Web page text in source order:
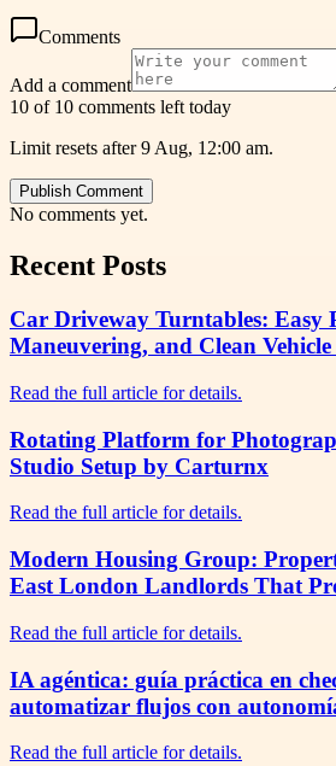
Comments
Add a comment
10 of 10 comments left today
Limit resets after 9 Aug, 12:00 am.
Publish Comment
No comments yet.
Recent Posts
Car Driveway Turntables: Easy
Maneuvering, and Clean
Read the full article for details.
Rotating Platform for
Studio Setup by Carturnx
Read the full article for details.
Modern Housing Group:
East London Landlords That
Read the full article for details.
IA agéntica: guía práctica en
automatizar flujos con
Read the full article for details.